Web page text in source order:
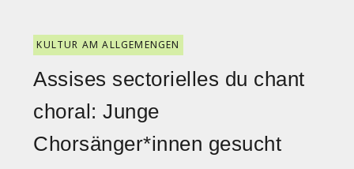
KULTUR AM ALLGEMENGEN
Assises sectorielles du chant
choral: Junge
Chorsänger*innen gesucht